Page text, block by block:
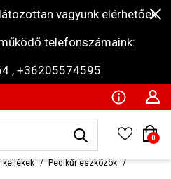
vagyunk elérhetőek
telefonszámaink:
, +36205574595.
0
kellékek
Pedikűr eszközök